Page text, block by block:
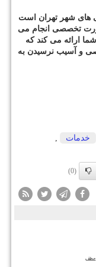
های شهر تهران است
تخصصی انجام می
ارائه می کند که
و آسیب نرسیدن به
خدمات
(0)